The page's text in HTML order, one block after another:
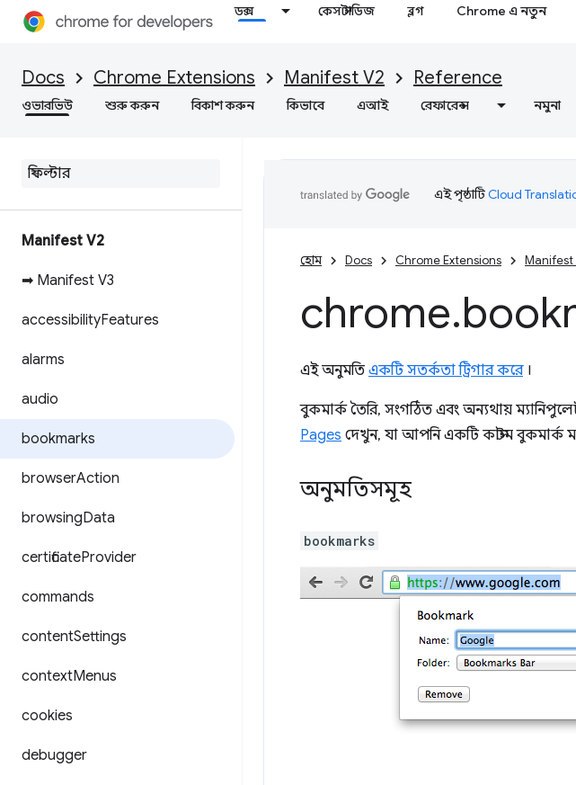
ডক্স কেস স্টাডিজ ব্লগ Chrome এ নতুন
Docs Chrome Extensions Manifest V2 Reference
ওভারভিউ শুরু করুন বিকাশ করুন কিভাবে এআই রেফারেন্স নমুনা
Manifest V2
➡ Manifest V3
accessibilityFeatures
alarms
audio
bookmarks
browserAction
browsingData
certificateProvider
commands
contentSettings
contextMenus
cookies
debugger
এই পৃষ্ঠাটিCloud
হোম Docs Chrome Extensions Manifest
chrome.
এই অনুমতি একটি সতর্কতা ট্রিগার করে।
বুকমার্ক তৈরি, সংগঠিত এবং অন্যথায়
Pages দেখুন, যা আপনি একটি কাস্টম বুকমার্ক
অনুমতিসমূহ
bookmarks